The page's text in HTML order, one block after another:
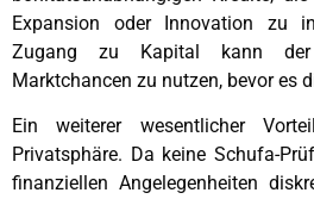
Expansion oder Innovation zu
Zugang zu Kapital kann
Marktchancen zu nutzen, bevor es
Ein weiterer wesentlicher
Privatsphäre. Da keine Schufa-
finanziellen Angelegenheiten